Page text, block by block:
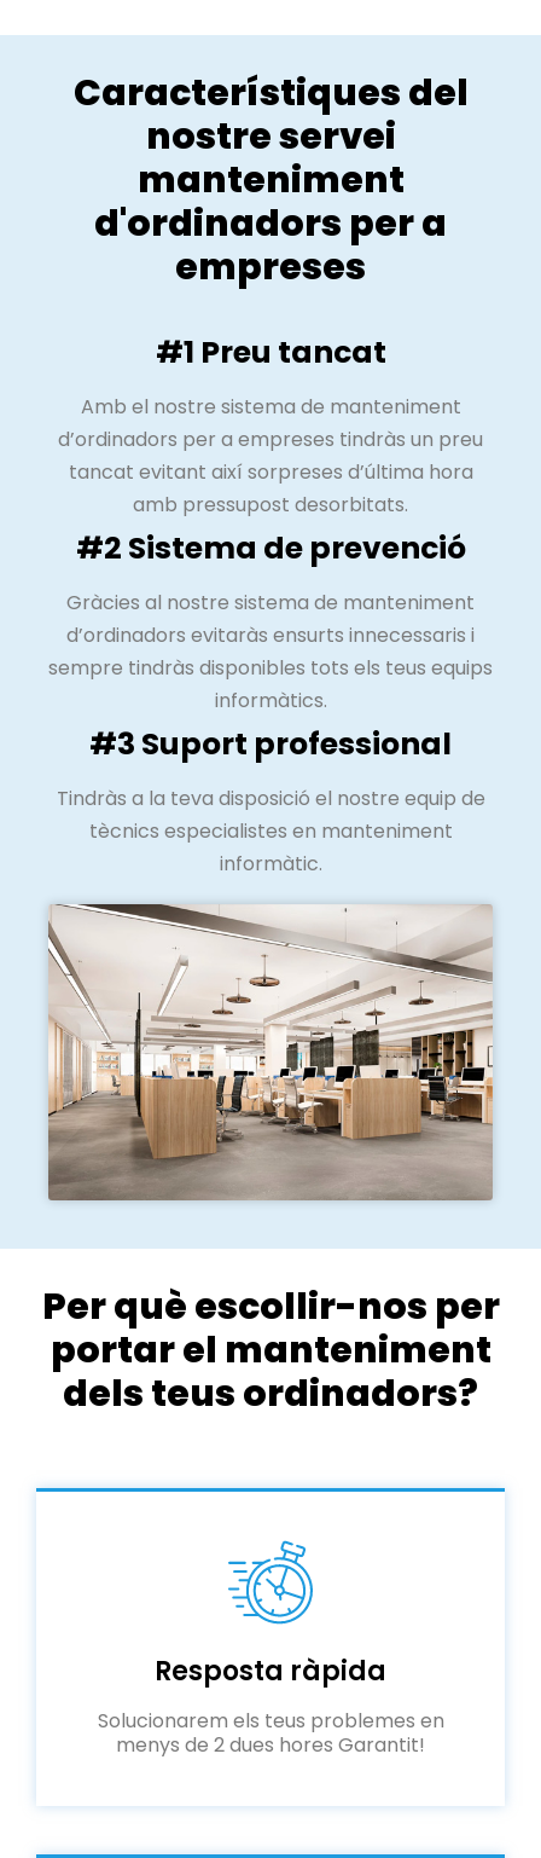
Característiques del
nostre servei
manteniment
d'ordinadors per a
empreses
#1 Preu tancat
Amb el nostre sistema de manteniment
d’ordinadors per a empreses tindràs un preu
tancat evitant així sorpreses d’última hora
amb pressupost desorbitats.
#2 Sistema de prevenció
Gràcies al nostre sistema de manteniment
d’ordinadors evitaràs ensurts innecessaris i
sempre tindràs disponibles tots els teus equips
informàtics.
#3 Suport professional
Tindràs a la teva disposició el nostre equip de
tècnics especialistes en manteniment
informàtic.
Per què escollir-nos per
portar el manteniment
dels teus ordinadors?
Resposta ràpida
Solucionarem els teus problemes en
menys de 2 dues hores Garantit!